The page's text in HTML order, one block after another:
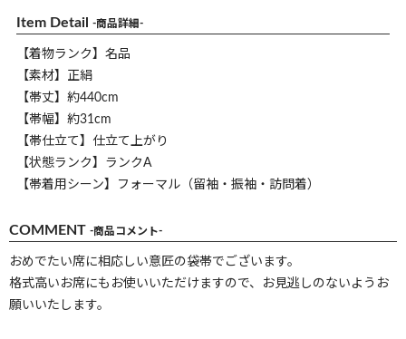
Item Detail -商品詳細-
【着物ランク】名品
【素材】正絹
【帯丈】約440cm
【帯幅】約31cm
【帯仕立て】仕立て上がり
【状態ランク】ランクA
【帯着用シーン】フォーマル（留袖・振袖・訪問着）
COMMENT -商品コメント-
おめでたい席に相応しい意匠の袋帯でございます。
格式高いお席にもお使いいただけますので、お見逃しのないようお
願いいたします。